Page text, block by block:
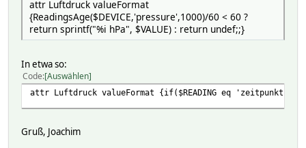
attr Luftdruck valueFormat
{ReadingsAge($DEVICE,'pressure',1000)/60 < 60 ?
return sprintf("%i hPa", $VALUE) : return undef;;}
In etwa so:
Code Auswählen
attr Luftdruck valueFormat {if($READING eq
Gruß, Joachim